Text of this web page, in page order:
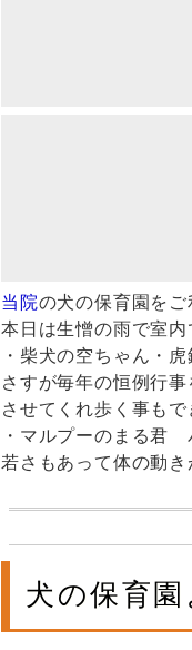
当院の犬の保育園をご
本日は生憎の雨で室内
・柴犬の空ちゃん・
さすが毎年の恒例行
させてくれ歩く事も
・マルプーのまる君
若さもあって体の動
犬の保育